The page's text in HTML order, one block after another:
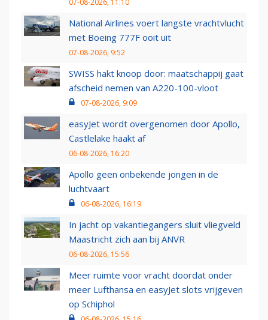
07-08-2026, 11:10
National Airlines voert langste vrachtvlucht
met Boeing 777F ooit uit
07-08-2026, 9:52
SWISS hakt knoop door: maatschappij gaat
afscheid nemen van A220-100-vloot
07-08-2026, 9:09
easyJet wordt overgenomen door Apollo,
Castlelake haakt af
06-08-2026, 16:20
Apollo geen onbekende jongen in de
luchtvaart
06-08-2026, 16:19
In jacht op vakantiegangers sluit vliegveld
Maastricht zich aan bij ANVR
06-08-2026, 15:56
Meer ruimte voor vracht doordat onder
meer Lufthansa en easyJet slots vrijgeven
op Schiphol